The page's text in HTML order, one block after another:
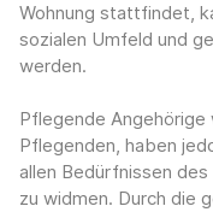
Wohnung stattfindet,
sozialen Umfeld und
werden.
Pflegende Angehörige
Pflegenden, haben
allen Bedürfnissen
zu widmen. Durch die